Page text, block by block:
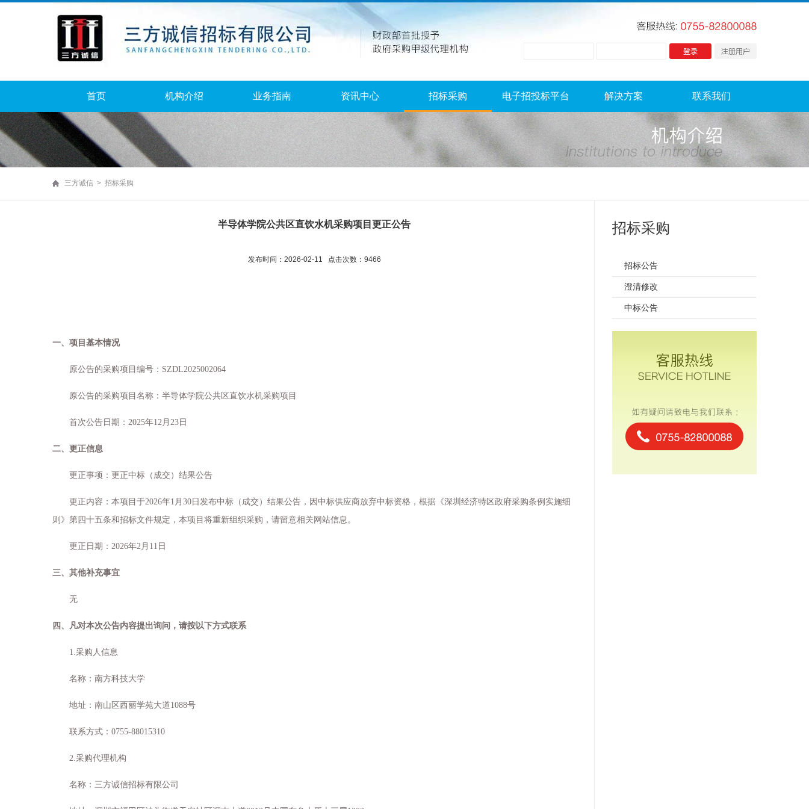
首页 机构介绍 业务指南 资讯中心 招标采购 电子招投标平台 解决方案 联系我们
三方诚信 > 招标采购
半导体学院公共区直饮水机采购项目更正公告
发布时间：2026-02-11 点击次数：9466
一、项目基本情况
原公告的采购项目编号： SZDL2025002064
原公告的采购项目名称：半导体学院公共区直饮水机采购项目
首次公告日期： 2025年12月 23 日
二、更正信息
更正事项：更正中标（成交）结果公告
更正内容：本项目于2026年1 月 30 日发布中标（成交）结果公告，因中标供应商放弃中标资格，根据《深圳经济特区政府采购条例实施细
则》第四十五条和招标文件规定，本项目将重新组织采购，请留意相关网站信息。
更正日期： 2026年2月 11 日
三、其他补充事宜
无
四、凡对本次公告内容提出询问，请按以下方式联系
1.采购人信息
名称：南方科技大学
地址：南山区西丽学苑大道1088号
联系方式： 0755-88015310
2.采购代理机构
名称：三方诚信招标有限公司
招标采购
招标公告
澄清修改
中标公告